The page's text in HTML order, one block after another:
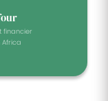
financier
Africa